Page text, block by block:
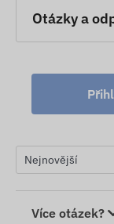
Otázky a
Více otázek?